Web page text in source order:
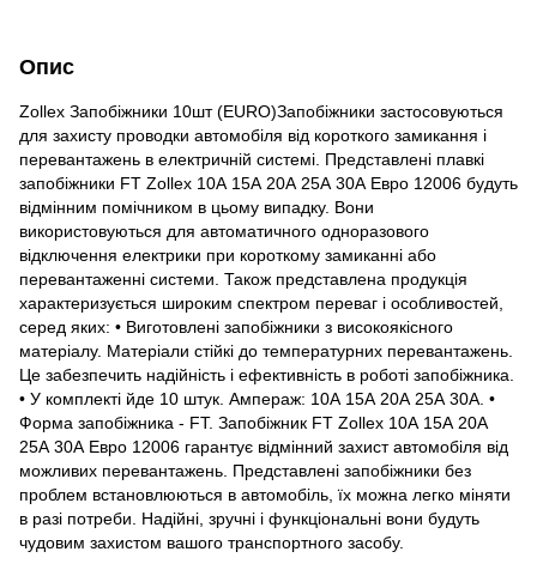
Опис
Zollex Запобіжники 10шт (EURO)Запобіжники застосовуються
для захисту проводки автомобіля від короткого замикання і
перевантажень в електричній системі. Представлені плавкі
запобіжники FT Zollex 10А 15А 20А 25А 30А Евро 12006 будуть
відмінним помічником в цьому випадку. Вони
використовуються для автоматичного одноразового
відключення електрики при короткому замиканні або
перевантаженні системи. Також представлена продукція
характеризується широким спектром переваг і особливостей,
серед яких: • Виготовлені запобіжники з високоякісного
матеріалу. Матеріали стійкі до температурних перевантажень.
Це забезпечить надійність і ефективність в роботі запобіжника.
• У комплекті йде 10 штук. Ампераж: 10А 15А 20А 25А 30А. •
Форма запобіжника - FT. Запобіжник FT Zollex 10А 15А 20А
25А 30А Евро 12006 гарантує відмінний захист автомобіля від
можливих перевантажень. Представлені запобіжники без
проблем встановлюються в автомобіль, їх можна легко міняти
в разі потреби. Надійні, зручні і функціональні вони будуть
чудовим захистом вашого транспортного засобу.